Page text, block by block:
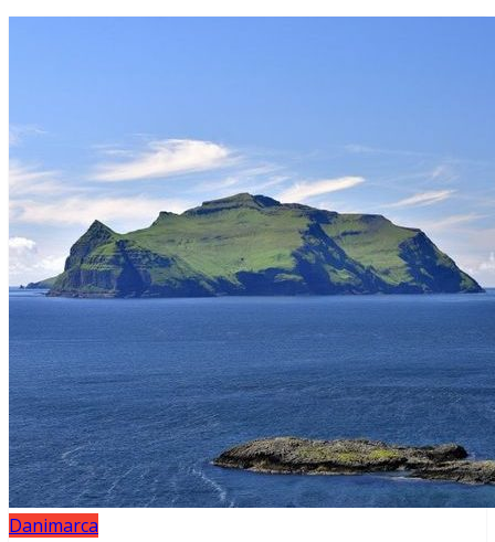
Danimarca